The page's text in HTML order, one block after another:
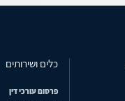
כלים ושירותים
פרסום עורכי דין